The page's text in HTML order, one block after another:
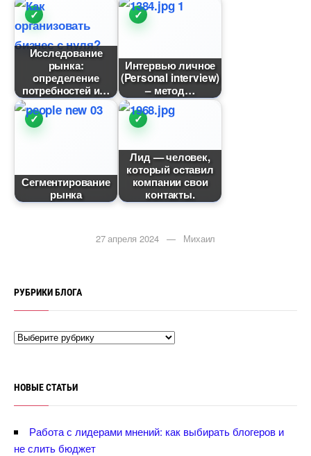
Исследование
рынка:
определение
потребностей и
Интервью личное
(Personal interview)
– метод
Сегментирование
рынка
Лид — человек,
который оставил
компании свои
контакты.
27 апреля 2024 — Михаил
РУБРИКИ БЛОГА
НОВЫЕ СТАТЬИ
Работа с лидерами мнений: как выбирать блогеров и
не слить бюджет